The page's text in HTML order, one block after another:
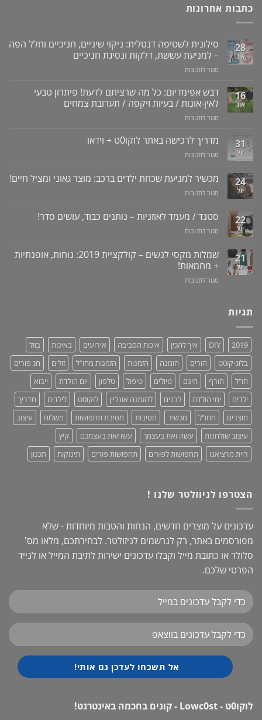
כתבות אחרונות
28
אוג
סילונית לשטיפה דנטלית: ניקוי שיניים, חניכיים וחלל הפה
– למניעת עששת, דלקות ונסיגת חניכיים
סגור לתגובות
לשטיפה
דנטלית:
ניקוי
שיניים,
וחלל
–
עששת,
16
אוג
דבש אפימדיום: כל מה שרציתם לדעת! פיתרון טבעי
לאין-אונות / בעיות זיקפה / תערובת צמחים
סגור לתגובות
אפימדיום:
מה
לדעת!
טבעי
/
תערובת
צמחים
31
יול
מדריך לרכישה באתר לוקו0ט + וידאו
סגור לתגובות
לרכישה
באתר
וידאו
24
יול
מכשיר למניעת שכחת ילדים ברכב: מוצר גאוני ומציל חיים!
סגור לתגובות
למניעת
שכחת
ילדים
מוצר
גאוני
ומציל
חיים!
22
יול
סטנד / מעמד לאוזניות – נותנים כבוד, עושים סדר!
סגור לתגובות
/
מעמד
לאוזניות
–
21
יול
שמלות מקסי לנשים – קולקציית 2019: נוחות, אופנתיות
+ מחמאות!
סגור לתגובות
2019:
נוחות,
אופנתיות
+
מחמאות!
תגיות
2019
DIY איך להכין איכות הסביבה אירועים באיכות
בזול
בלוג-קו0ט
הורים הזמנה הזמנות הזמנות מחו"ל זולים
חג פורים
חו"ל
חורף חינם טיולים טיפול טלפון יום הולדת
ייבוא
ילדים
ימי הולדת לבנים להזמנה אונליין לוקו0ט לילדים
מדריך
מוצרים
מחו"ל מכשיר מסיבות מסיבת תחפושות משלוח
עיצוב
עיצוב שולחנות
עשה זאת בעצמך עשו זאת בעצמכם
קיץ
רוית מרציאנו
תחפושות לפורים תחפושות פורים תינוקות תכנון
הצטרפו לניוזלטר שלנו !
עדכונים על מוצרים חדשים, הנחות והטבות מיוחדות - שלא
מפורסמים באתר, רק לנרשמים לניזולטר. לבחירתכם, מלאו מס'
סלולר או כתובת מייל וקבלו עדכונים ישירות לתיבת המייל או לנייד
הפרטי שלכם.
לוקו0ט - Lowc0st - קונים בחכמה באינטרנט!